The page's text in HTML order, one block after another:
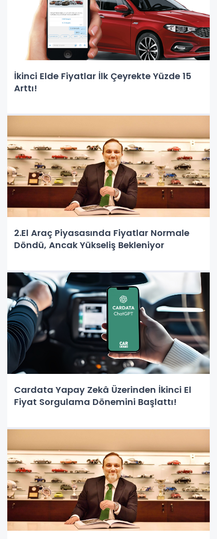
İkinci Elde Fiyatlar İlk Çeyrekte Yüzde 15
Arttı!
2.El Araç Piyasasında Fiyatlar Normale
Döndü, Ancak Yükseliş Bekleniyor
Cardata Yapay Zekâ Üzerinden İkinci El
Fiyat Sorgulama Dönemini Başlattı!